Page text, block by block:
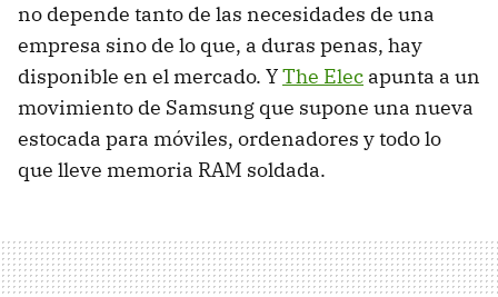
no depende tanto de las necesidades de una
empresa sino de lo que, a duras penas, hay
disponible en el mercado. YThe Elec apunta a un
movimiento de Samsung que supone una nueva
estocada para móviles, ordenadores y todo lo
que lleve memoria RAM soldada.